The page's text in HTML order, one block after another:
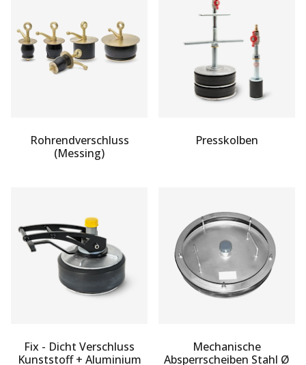
Rohrendverschluss
(Messing)
Presskolben
Fix - Dicht Verschluss
Kunststoff + Aluminium
Mechanische
Absperrscheiben Stahl Ø